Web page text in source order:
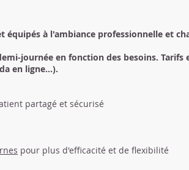
à l'ambiance professionnelle et
journée en fonction des besoins.​
en ligne...).
partagé et sécurisé
pour plus d'efficacité et de flexibilité